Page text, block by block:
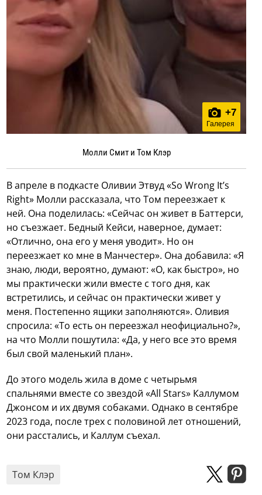
+7
Галерея
Молли Смит и Том Клэр
В апреле в подкасте Оливии Этвуд «So Wrong It’s
Right» Молли рассказала, что Том переезжает к
ней. Она поделилась: «Сейчас он живет в Баттерси,
но съезжает. Бедный Кейси, наверное, думает:
«Отлично, она его у меня уводит». Но он
переезжает ко мне в Манчестер». Она добавила: «Я
знаю, люди, вероятно, думают: «О, как быстро», но
мы практически жили вместе с того дня, как
встретились, и сейчас он практически живет у
меня. Постепенно ящики заполняются». Оливия
спросила: «То есть он переезжал неофициально?»,
на что Молли пошутила: «Да, у него все это время
был свой маленький план».
До этого модель жила в доме с четырьмя
спальнями вместе со звездой «All Stars» Каллумом
Джонсом и их двумя собаками. Однако в сентябре
2023 года, после трех с половиной лет отношений,
они расстались, и Каллум съехал.
Том Клэр